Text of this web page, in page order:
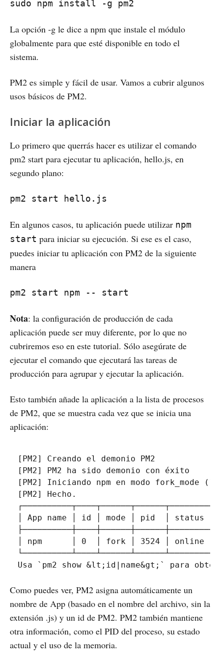
sudo npm install -g pm2
La opción -g le dice a npm que instale el módulo
globalmente para que esté disponible en todo el
sistema.
PM2 es simple y fácil de usar. Vamos a cubrir algunos
usos básicos de PM2.
Iniciar la aplicación
Lo primero que querrás hacer es utilizar el comando
pm2 start para ejecutar tu aplicación, hello.js, en
segundo plano:
pm2 start hello.js
En algunos casos, tu aplicación puede utilizar npm
start para iniciar su ejecución. Si ese es el caso,
puedes iniciar tu aplicación con PM2 de la siguiente
manera
pm2 start npm -- start
Nota: la configuración de producción de cada
aplicación puede ser muy diferente, por lo que no
cubriremos eso en este tutorial. Sólo asegúrate de
ejecutar el comando que ejecutará las tareas de
producción para agrupar y ejecutar la aplicación.
Esto también añade la aplicación a la lista de procesos
de PM2, que se muestra cada vez que se inicia una
aplicación:
[PM2] Creando el demonio PM2
[PM2] PM2 ha sido demonio con éxito
[PM2] Iniciando npm en modo fork_mode
[PM2] Hecho.
│ App name │ id │ mode │ pid  │ status
│ npm      │ 0  │ fork │ 3524 │ online
Usa `pm2 show &lt; id|name&gt;
Como puedes ver, PM2 asigna automáticamente un
nombre de App (basado en el nombre del archivo, sin la
extensión .js) y un id de PM2. PM2 también mantiene
otra información, como el PID del proceso, su estado
actual y el uso de la memoria.